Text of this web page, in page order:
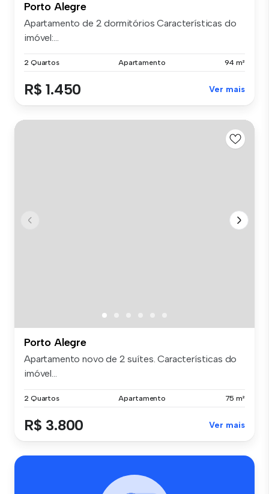
Porto Alegre
Apartamento de 2 dormitórios Características do
imóvel:...
2 Quartos Apartamento 94 m²
R$ 1.450 Ver mais
Porto Alegre
Apartamento novo de 2 suítes. Características do
imóvel...
2 Quartos Apartamento 75 m²
R$ 3.800 Ver mais